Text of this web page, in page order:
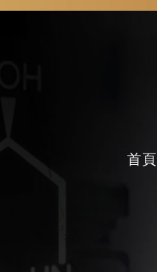
首頁